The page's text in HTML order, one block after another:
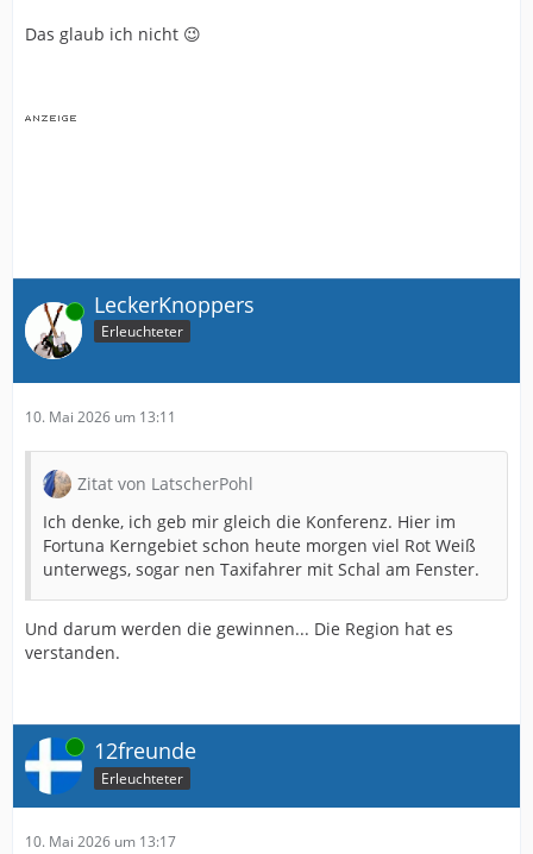
Das glaub ich nicht 😉
Online LeckerKnoppers
Erleuchteter
10. Mai 2026 um 13:11
Zitat von LatscherPohl
Ich denke, ich geb mir gleich die Konferenz. Hier im
Fortuna Kerngebiet schon heute morgen viel Rot Weiß
unterwegs, sogar nen Taxifahrer mit Schal am Fenster.
Und darum werden die gewinnen... Die Region hat es
verstanden.
Online 12freunde
Erleuchteter
10. Mai 2026 um 13:17